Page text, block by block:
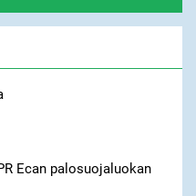
Ecan palosuojaluokan